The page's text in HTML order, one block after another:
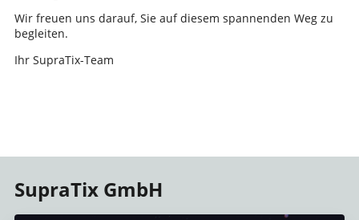
Wir freuen uns darauf, Sie auf diesem spannenden Weg zu
begleiten.
Ihr SupraTix-Team
SupraTix GmbH